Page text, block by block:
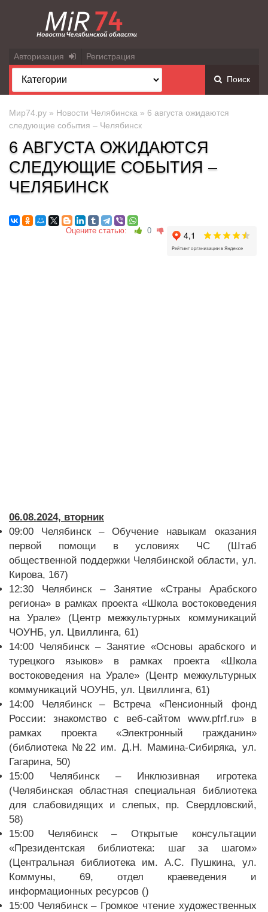
Авторизация Регистрация
Поиск
Мир74.ру » Новости Челябинска » 6 августа ожидаются
следующие события – Челябинск
6 АВГУСТА ОЖИДАЮТСЯ
СЛЕДУЮЩИЕ СОБЫТИЯ –
ЧЕЛЯБИНСК
Оцените статью: 0
06.08.2024, вторник
09:00 Челябинск – Обучение навыкам оказания
первой помощи в условиях ЧС (Штаб
общественной поддержки Челябинской области, ул.
Кирова, 167)
12:30 Челябинск – Занятие «Страны Арабского
региона» в рамках проекта «Школа востоковедения
на Урале» (Центр межкультурных коммуникаций
ЧОУНБ, ул. Цвиллинга, 61)
14:00 Челябинск – Занятие «Основы арабского и
турецкого языков» в рамках проекта «Школа
востоковедения на Урале» (Центр межкультурных
коммуникаций ЧОУНБ, ул. Цвиллинга, 61)
14:00 Челябинск – Встреча «Пенсионный фонд
России: знакомство с веб-сайтом www.pfrf.ru» в
рамках проекта «Электронный гражданин»
(библиотека №22 им. Д.Н. Мамина-Сибиряка, ул.
Гагарина, 50)
15:00 Челябинск – Инклюзивная игротека
(Челябинская областная специальная библиотека
для слабовидящих и слепых, пр. Свердловский,
58)
15:00 Челябинск – Открытые консультации
«Президентская библиотека: шаг за шагом»
(Центральная библиотека им. А.С. Пушкина, ул.
Коммуны, 69, отдел краеведения и
информационных ресурсов ()
15:00 Челябинск – Громкое чтение художественных